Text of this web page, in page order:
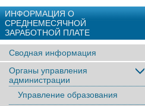
ИНФОРМАЦИЯ О
СРЕДНЕМЕСЯЧНОЙ
ЗАРАБОТНОЙ ПЛАТЕ
Сводная информация
Органы управления
администрации
Управление образования